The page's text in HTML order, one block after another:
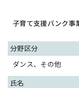
子育て支援バンク事
分野区分
ダンス、その他
氏名